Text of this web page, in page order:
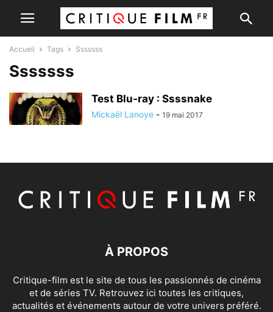
Accueil Tags Sssssss
Sssssss
Test Blu-ray : Ssssnake
Mickaël Lanoye - 19 mai 2017
À PROPOS
Critique-film est le site de tous les passionnés de cinéma
et de séries TV. Retrouvez ici toutes les critiques,
actualités et événements autour de votre univers préféré.